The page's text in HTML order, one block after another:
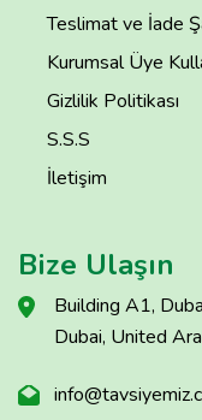
Teslimat ve İade
Kurumsal Üye
Gizlilik Politikası
S.S.S
İletişim
Bize Ulaşın
Building A1,
Dubai, United